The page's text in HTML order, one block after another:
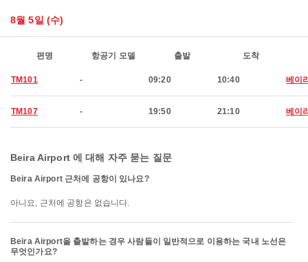
8월 5일 (수)
편명 항공기 모델 출발 도착
TM101 - 09:20 10:40 베이
TM107 - 19:50 21:10 베이
Beira Airport 에 대해 자주 묻는 질문
Beira Airport 근처에 공항이 있나요?
아니요, 근처에 공항은 없습니다.
Beira Airport을 출발하는 경우 사람들이 일반적으로 이용하는 국내 노선은
무엇인가요?